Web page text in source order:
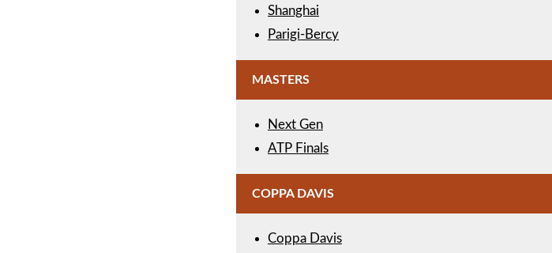
Shanghai
Parigi-Bercy
MASTERS
Next Gen
ATP Finals
COPPA DAVIS
Coppa Davis